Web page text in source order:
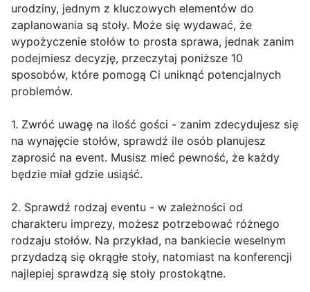
urodziny, jednym z kluczowych elementów do
zaplanowania są stoły. Może się wydawać, że
wypożyczenie stołów to prosta sprawa, jednak zanim
podejmiesz decyzję, przeczytaj poniższe 10
sposobów, które pomogą Ci uniknąć potencjalnych
problemów.
1. Zwróć uwagę na ilość gości - zanim zdecydujesz się
na wynajęcie stołów, sprawdź ile osób planujesz
zaprosić na event. Musisz mieć pewność, że każdy
będzie miał gdzie usiąść.
2. Sprawdź rodzaj eventu - w zależności od
charakteru imprezy, możesz potrzebować różnego
rodzaju stołów. Na przykład, na bankiecie weselnym
przydadzą się okrągłe stoły, natomiast na konferencji
najlepiej sprawdzą się stoły prostokątne.